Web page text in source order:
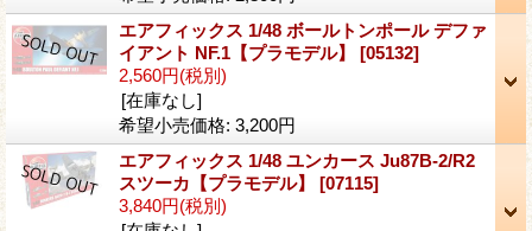
エアフィックス 1/48 ボールトンポール デファ
イアント NF.1【プラモデル】 [05132]
2,560円(税別)
[在庫なし]
希望小売価格: 3,200円
エアフィックス 1/48 ユンカース Ju87B-2/R2
スツーカ【プラモデル】 [07115]
3,840円(税別)